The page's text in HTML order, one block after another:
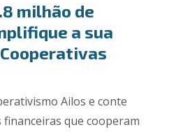
milhão de
a sua
Ailos e conte
financeiras que cooperam